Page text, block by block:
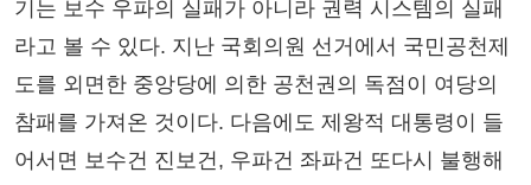
기는 보수 우파의 실패가 아니라 권력 시스템의 실패
라고 볼 수 있다. 지난 국회의원 선거에서 국민공천제
도를 외면한 중앙당에 의한 공천권의 독점이 여당의
참패를 가져온 것이다. 다음에도 제왕적 대통령이 들
어서면 보수건 진보건, 우파건 좌파건 또다시 불행해